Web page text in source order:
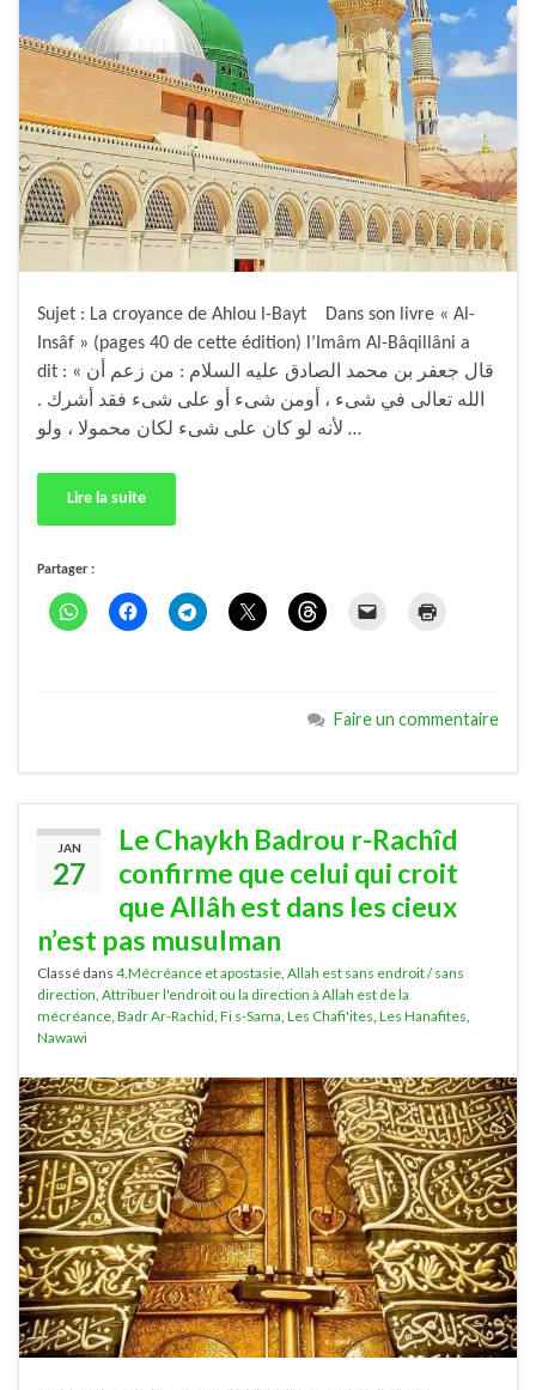
Sujet : La croyance de Ahlou l-Bayt Dans son livre « Al-
Insâf » (pages 40 de cette édition) l’Imâm Al-Bâqillâni a
dit : « قال جعفر بن محمد الصادق عليه السلام : من زعم أن
الله تعالى في شىء ، أومن شىء أو على شىء فقد أشرك .
لأنه لو كان على شىء لكان محمولا ، ولو …
Lire la suite
Partager :
Faire un commentaire
JAN
27
Le Chaykh Badrou r-Rachîd
confirme que celui qui croit
que Allâh est dans les cieux
n’est pas musulman
Classé dans 4.Mécréance et apostasie, Allah est sans endroit / sans
direction, Attribuer l'endroit ou la direction à Allah est de la
mécréance, Badr Ar-Rachid, Fi s-Sama, Les Chafi'ites, Les Hanafites,
Nawawi